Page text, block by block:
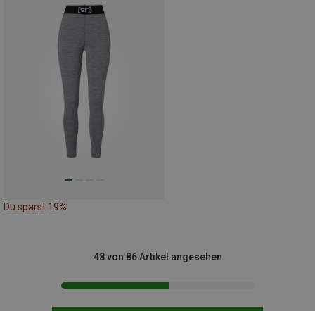
Du sparst 19%
48 von 86 Artikel angesehen